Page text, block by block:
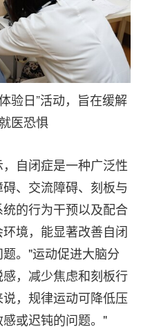
验日”活动，旨在缓解
医恐惧
自闭症是一种广泛性
、交流障碍、刻板与
的行为干预以及配合
境，能显著改善自闭
。"运动促进大脑分
，减少焦虑和刻板行
，规律运动可降低压
或迟钝的问题。"